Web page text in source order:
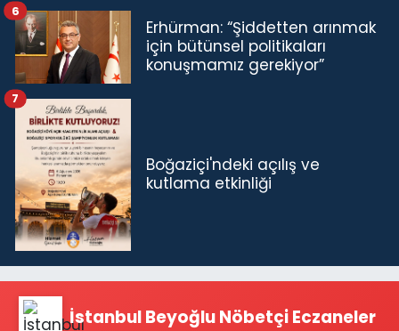
Erhürman: “Şiddetten arınmak
için bütünsel politikaları
konuşmamız gerekiyor”
6
Boğaziçi'ndeki açılış ve
kutlama etkinliği
7
İstanbul Beyoğlu Nöbetçi Eczaneler